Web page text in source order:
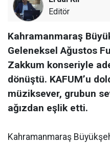
Editör
Kahramanmaraş
Geleneksel Ağustos
Zakkum konseriyle
dönüştü. KAFUM’u
müziksever, grubun
ağızdan eşlik etti.
Kahramanmaraş